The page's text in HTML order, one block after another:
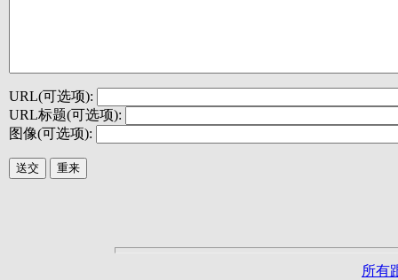
URL(可选项):
URL标题(可选项):
图像(可选项):
所有